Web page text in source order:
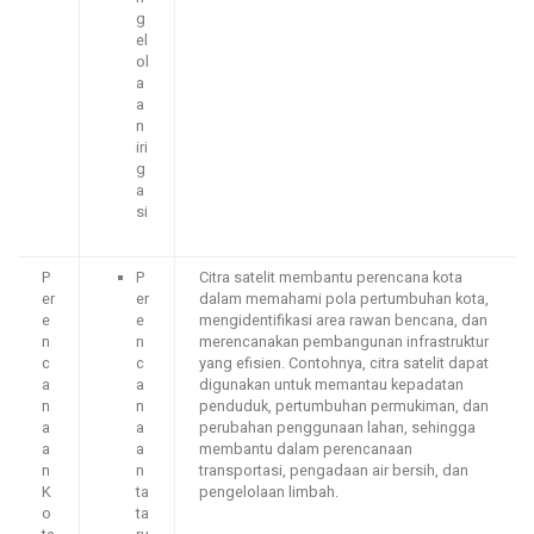
g
el
ol
a
a
n
iri
g
a
si
P
er
e
n
c
a
n
a
a
n
K
o
P
er
e
n
c
a
n
a
a
n
ta
ta
Citra satelit membantu perencana kota
dalam memahami pola pertumbuhan kota,
mengidentifikasi area rawan bencana, dan
merencanakan pembangunan infrastruktur
yang efisien. Contohnya, citra satelit dapat
digunakan untuk memantau kepadatan
penduduk, pertumbuhan permukiman, dan
perubahan penggunaan lahan, sehingga
membantu dalam perencanaan
transportasi, pengadaan air bersih, dan
pengelolaan limbah.